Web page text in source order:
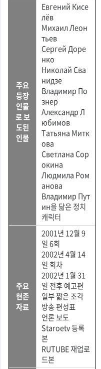
주요
등장
인물
로 보
도된
인물
Евгений Кисе
лёв
Михаил Леон
тьев
Сергей Доре
нко
Николай Сва
нидзе
Владимир По
знер
Александр Л
юбимов
Татьяна Митк
ова
Светлана Сор
окина
Людмила Ром
анова
Владимир Пут
ин을 닮은 정치
캐릭터
주요
현존
자료
2001년 12월 9
일 6회
2002년 4월 14
일 회차
2002년 1월 31
일 전후 예고편
일부 짧은 조각
방송 편성표
언론 보도
Staroetv 등록
본
RUTUBE 재업로
드본